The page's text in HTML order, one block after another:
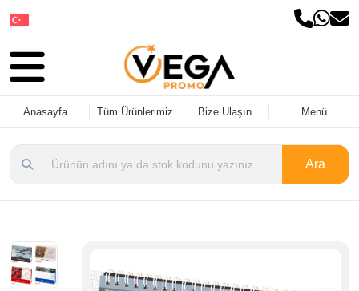
Anasayfa Tüm Ürünlerimiz Bize Ulaşın Menü
Ara